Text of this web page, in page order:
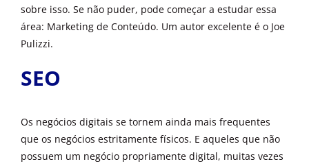
sobre isso. Se não puder, pode começar a estudar essa
área: Marketing de Conteúdo. Um autor excelente é o Joe
Pulizzi.
SEO
Os negócios digitais se tornem ainda mais frequentes
que os negócios estritamente físicos. E aqueles que não
possuem um negócio propriamente digital, muitas vezes